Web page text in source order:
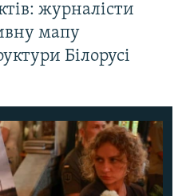
журналісти
мапу
Білорусі